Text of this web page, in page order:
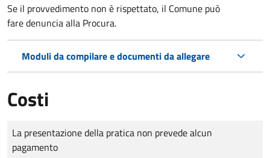
Se il provvedimento non è rispettato, il Comune può
fare denuncia alla Procura.
Moduli da compilare e documenti da allegare
Costi
Tipo di pagamento
Importo
La presentazione della pratica non prevede alcun
pagamento